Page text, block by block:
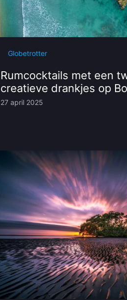
Globetrotter
Rumcocktails met een
creatieve drankjes op
27 april 2025